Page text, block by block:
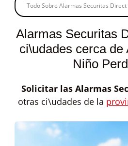
Alarmas Securitas
ci\udades cerca de
Niño
Solicitar las Alarmas
otras ci\udades de la